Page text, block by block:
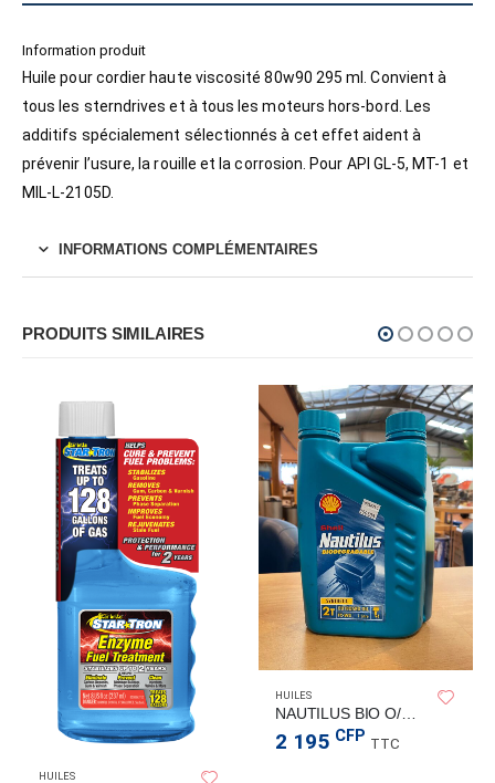
Information produit
Huile pour cordier haute viscosité 80w90 295 ml. Convient à
tous les sterndrives et à tous les moteurs hors-bord. Les
additifs spécialement sélectionnés à cet effet aident à
prévenir l’usure, la rouille et la corrosion. Pour API GL-5, MT-1 et
MIL-L-2105D.
INFORMATIONS COMPLÉMENTAIRES
PRODUITS SIMILAIRES
HUILES
HUILES
NAUTILUS BIO O/B 1L
2 195 CFP TTC